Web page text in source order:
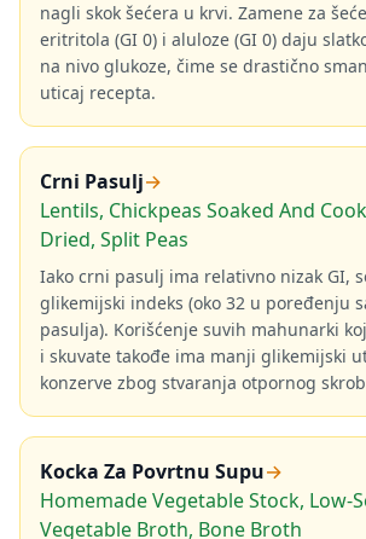
nagli skok šećera u krvi. Zamene za
eritritola (GI 0) i aluloze (GI 0) daju
na nivo glukoze, čime se drastično
uticaj recepta.
Crni Pasulj→
Lentils, Chickpeas Soaked And
Dried, Split Peas
Iako crni pasulj ima relativno nizak GI,
glikemijski indeks (oko 32 u poređenju
pasulja). Korišćenje suvih mahunarki
i skuvate takođe ima manji glikemijski
konzerve zbog stvaranja otpornog
Kocka Za Povrtnu Supu→
Homemade Vegetable Stock, Low-
Vegetable Broth, Bone Broth